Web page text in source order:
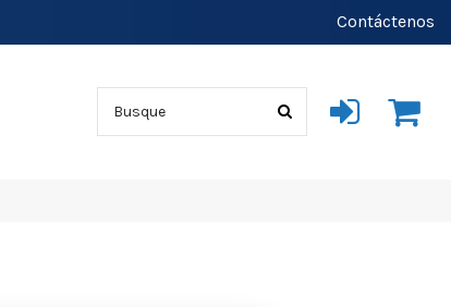
Contáctenos